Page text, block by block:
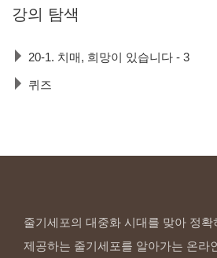
강의 탐색
20-1. 치매, 희망이 있습니다 - 3
퀴즈
줄기세포의 대중화 시대를 맞아 정
제공하는 줄기세포를 알아가는 온라